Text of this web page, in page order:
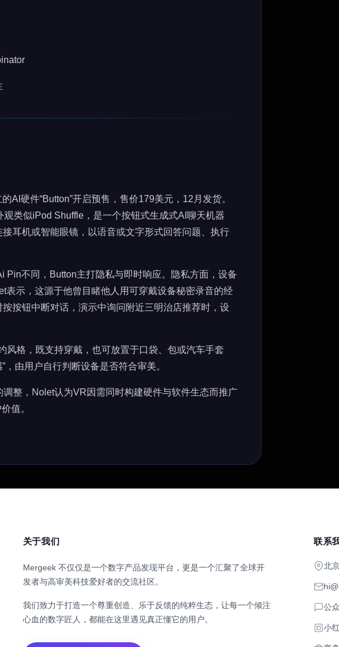
AI硬件“Button”开启预售，售价179美元，12月发货。
类似iPod Shuffle，是一个按钮式生成式AI聊天机器
耳机或智能眼镜，以语音或文字形式回答问题、执行
Pin不同，Button主打隐私与即时响应。隐私方面，设备
表示，这源于他曾目睹他人用可穿戴设备秘密录音的经
按钮中断对话，演示中询问附近三明治店推荐时，设
风格，既支持穿戴，也可放置于口袋、包或汽车手套
，由用户自行判断设备是否符合审美。
整，Nolet认为VR因需同时构建硬件与软件生态而推广
值。
关于我们
Mergeek 不仅仅是一个数字产品发现平台，更是一个汇聚了全球开
发者与高审美科技爱好者的交流社区。
我们致力于打造一个尊重创造、乐于反馈的纯粹生态，让每一个倾注
心血的数字匠人，都能在这里遇见真正懂它的用户。
联系
北
公
小